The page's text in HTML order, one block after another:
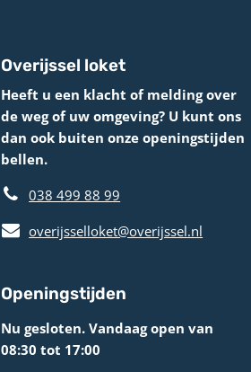
Overijssel loket
Heeft u een klacht of melding over
de weg of uw omgeving? U kunt ons
dan ook buiten onze openingstijden
bellen.
038 499 88 99
overijsselloket@overijssel.nl
Openingstijden
Nu gesloten. Vandaag open van
08:30 tot 17:00